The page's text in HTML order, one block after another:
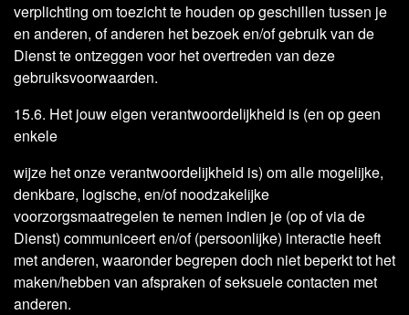
verplichting om toezicht te houden op geschillen tussen je
en anderen, of anderen het bezoek en/of gebruik van de
Dienst te ontzeggen voor het overtreden van deze
gebruiksvoorwaarden.
15.6. Het jouw eigen verantwoordelijkheid is (en op geen
enkele
wijze het onze verantwoordelijkheid is) om alle mogelijke,
denkbare, logische, en/of noodzakelijke
voorzorgsmaatregelen te nemen indien je (op of via de
Dienst) communiceert en/of (persoonlijke) interactie heeft
met anderen, waaronder begrepen doch niet beperkt tot het
maken/hebben van afspraken of seksuele contacten met
anderen.